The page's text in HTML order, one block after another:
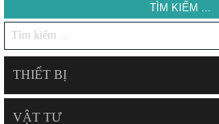
DỊCH VỤ
TÌM KIẾM ...
THIẾT BỊ
VẬT TƯ